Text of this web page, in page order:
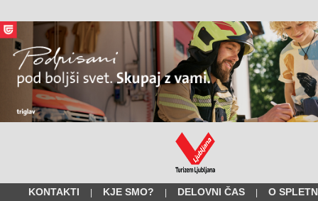
KONTAKTI | KJE SMO? | DELOVNI ČAS |
O